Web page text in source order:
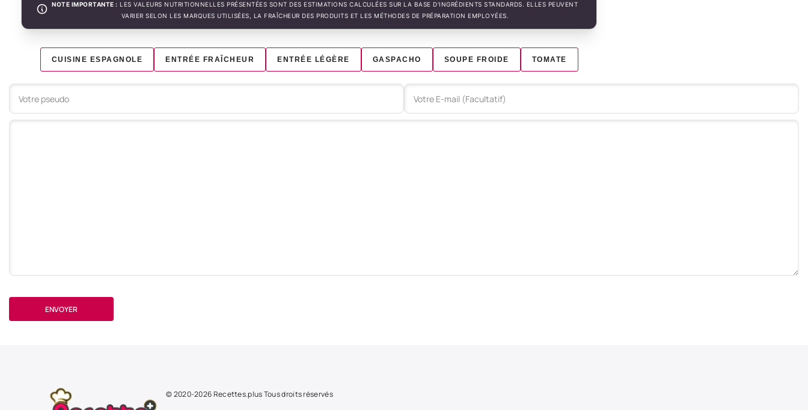
NOTE IMPORTANTE : LES VALEURS NUTRITIONNELLES PRÉSENTÉES SONT DES ESTIMATIONS CALCULÉES SUR LA BASE D'INGRÉDIENTS STANDARDS. ELLES PEUVENT
VARIER SELON LES MARQUES UTILISÉES, LA FRAÎCHEUR DES PRODUITS ET LES MÉTHODES DE PRÉPARATION EMPLOYÉES.
CUISINE ESPAGNOLE ENTRÉE FRAÎCHEUR ENTRÉE LÉGÈRE GASPACHO SOUPE FROIDE TOMATE
Votre commentaire
ENVOYER
© 2020-2026 Recettes.plus Tous droits réservés